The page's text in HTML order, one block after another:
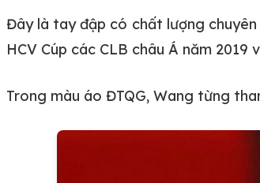
Đây là tay đập có chất lượng chuyên
HCV Cúp các CLB châu Á năm
Trong màu áo ĐTQG, Wang từng